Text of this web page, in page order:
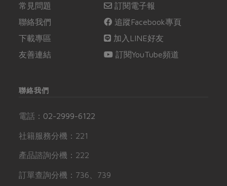
常見問題
聯絡我們
下載專區
友善連結
訂閱電子報
追蹤Facebook專頁
加入LINE好友
訂閱YouTube頻道
聯絡我們
電話： 02-2999-6122
社籍服務分機：221
產品諮詢分機：222
訂單查詢分機：736、739